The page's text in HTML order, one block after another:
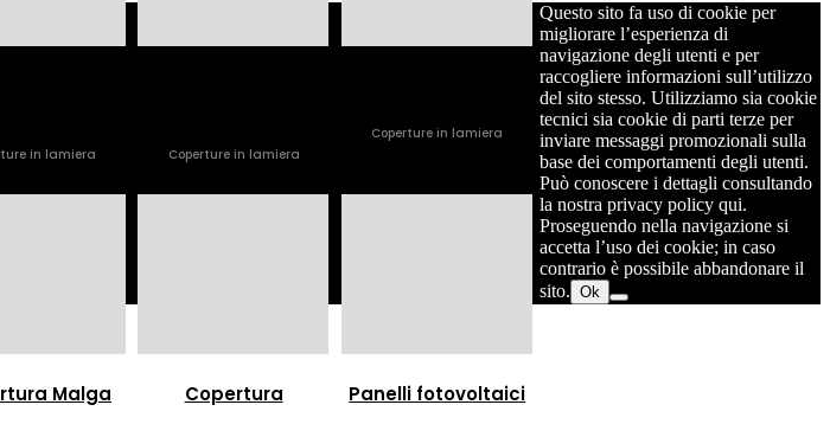
in lamiera Coperture in lamiera
Coperture in lamiera
Malga Copertura Panelli fotovoltaici
Questo sito fa uso di cookie per
migliorare l’esperienza di
navigazione degli utenti e per
raccogliere informazioni sull’utilizzo
del sito stesso. Utilizziamo sia cookie
tecnici sia cookie di parti terze per
inviare messaggi promozionali sulla
base dei comportamenti degli utenti.
Può conoscere i dettagli consultando
la nostra privacy policy qui.
Proseguendo nella navigazione si
accetta l’uso dei cookie; in caso
contrario è possibile abbandonare il
sito. Ok